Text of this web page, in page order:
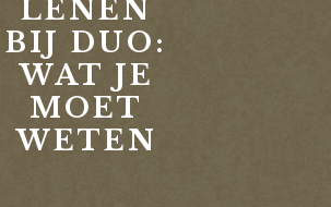
LENEN
BIJ DUO:
WAT JE
MOET
WETEN